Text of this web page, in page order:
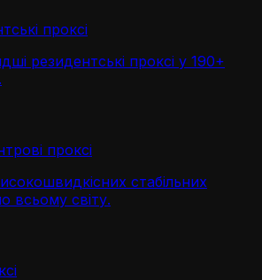
проксі
резидентські проксі у 190+
проксі
стабільних
всьому світу.